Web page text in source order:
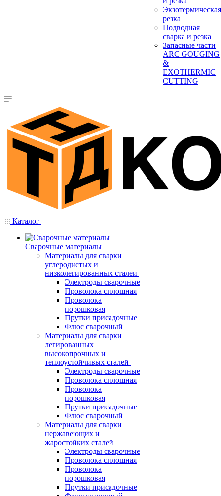
Экзотермическая
резка
Подводная
сварка и резка
Запасные части
ARC GOUGING
&
EXOTHERMIC
CUTTING
Каталог
Сварочные материалы
Материалы для сварки
углеродистых и
низколегированных сталей
Электроды сварочные
Проволока сплошная
Проволока
порошковая
Прутки присадочные
Флюс сварочный
Материалы для сварки
легированных
высокопрочных и
теплоустойчивых сталей
Электроды сварочные
Проволока сплошная
Проволока
порошковая
Прутки присадочные
Флюс сварочный
Материалы для сварки
нержавеющих и
жаростойких сталей
Электроды сварочные
Проволока сплошная
Проволока
порошковая
Прутки присадочные